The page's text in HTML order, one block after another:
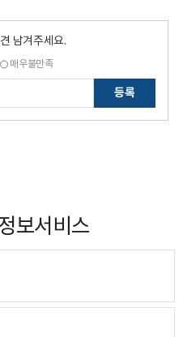
남겨주세요.
매우불만족
등록
보서비스